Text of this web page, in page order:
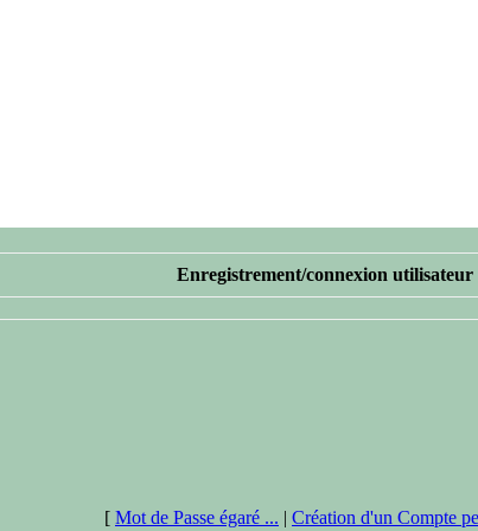
Enregistrement/connexion utilisateur
[ Mot de Passe égaré ... | Création d'un Compte